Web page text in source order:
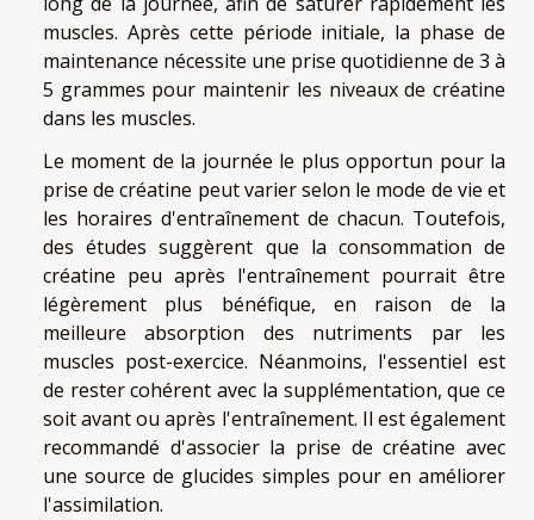
muscles. Après cette période initiale, la phase de
maintenance nécessite une prise quotidienne de 3 à
5 grammes pour maintenir les niveaux de créatine
dans les muscles.
Le moment de la journée le plus opportun pour la
prise de créatine peut varier selon le mode de vie et
les horaires d'entraînement de chacun. Toutefois,
des études suggèrent que la consommation de
créatine peu après l'entraînement pourrait être
légèrement plus bénéfique, en raison de la
meilleure absorption des nutriments par les
muscles post-exercice. Néanmoins, l'essentiel est
de rester cohérent avec la supplémentation, que ce
soit avant ou après l'entraînement. Il est également
recommandé d'associer la prise de créatine avec
une source de glucides simples pour en améliorer
l'assimilation.